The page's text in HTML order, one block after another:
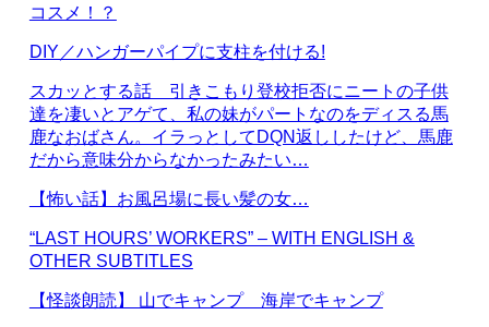
コスメ！？
DIY／ハンガーパイプに支柱を付ける!
スカッとする話 引きこもり登校拒否にニートの子供
達を凄いとアゲて、私の妹がパートなのをディスる馬
鹿なおばさん。イラっとしてDQN返ししたけど、馬鹿
だから意味分からなかったみたい…
【怖い話】お風呂場に長い髪の女…
“LAST HOURS’ WORKERS” – WITH ENGLISH &
OTHER SUBTITLES
【怪談朗読】 山でキャンプ 海岸でキャンプ